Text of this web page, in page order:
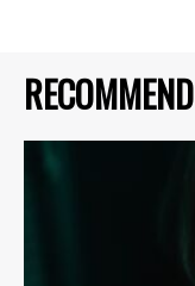
RECOMMEND